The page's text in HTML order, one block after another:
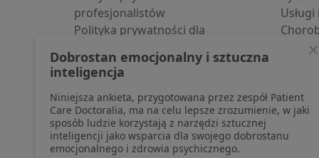
profesjonalistów
Polityka prywatności dla
pozyskaliśmy samodzielnie
Polityka cookies
Jak działają wyniki wyszukiwania
Dostępność
O nas
Praca Rekrutujemy!
Pomoc
Blog
Dobrostan emocjonalny i sztuczna
inteligencja
Niniejsza ankieta, przygotowana przez zespół Patient
Care Doctoralia, ma na celu lepsze zrozumienie, w jaki
sposób ludzie korzystają z narzędzi sztucznej
inteligencji jako wsparcia dla swojego dobrostanu
emocjonalnego i zdrowia psychicznego.